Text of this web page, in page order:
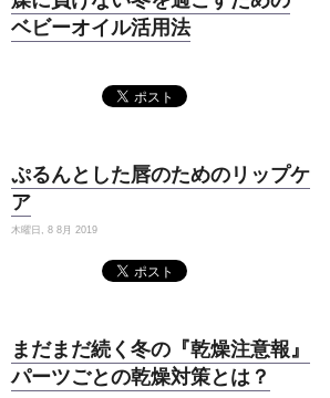
ベビーオイル活用法
ぷるんとした唇のためのリップケ
ア
木曜日, 8 8月 2019
まだまだ続く冬の『乾燥注意報』
パーツごとの乾燥対策とは？